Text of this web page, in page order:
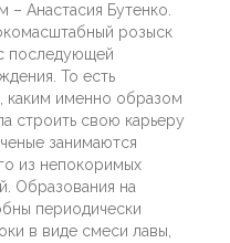
– Анастасия Бутенко.
розыск
последующей
То есть
каким именно образом
строить свою карьеру
занимаются
из непокоримых
Образования на
периодически
в виде смеси лавы,